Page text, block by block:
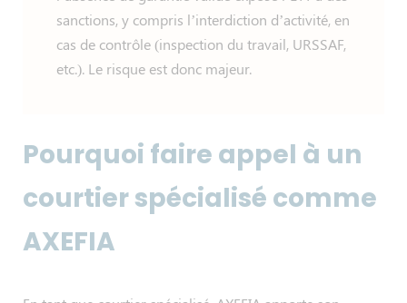
sanctions, y compris l’interdiction d’activité, en
cas de contrôle (inspection du travail, URSSAF,
etc.). Le risque est donc majeur.
Pourquoi faire appel à un
courtier spécialisé comme
AXEFIA